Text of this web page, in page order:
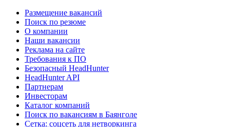
Размещение вакансий
Поиск по резюме
О компании
Наши вакансии
Реклама на сайте
Требования к ПО
Безопасный HeadHunter
HeadHunter API
Партнерам
Инвесторам
Каталог компаний
Поиск по вакансиям в Баянголе
Сетка: соцсеть для нетворкинга